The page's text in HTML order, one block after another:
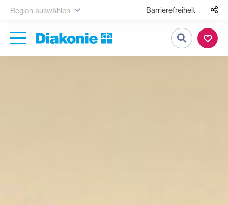
Region auswählen Barrierefreiheit
Suche